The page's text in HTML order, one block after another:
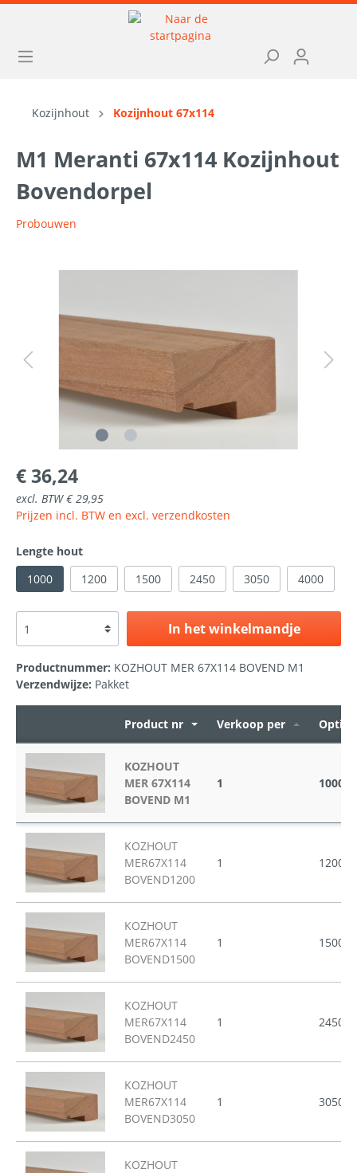
Kozijnhout Kozijnhout 67x114
M1 Meranti 67x114 Kozijnhout
Bovendorpel
Probouwen
€ 36,24
excl. BTW € 29,95
Prijzen incl. BTW en excl. verzendkosten
Lengte hout
1000
1200 1500 2450 3050 4000
In het winkelmandje
Productnummer: KOZHOUT MER 67X114 BOVEND M1
Verzendwijze: Pakket
Product nr Verkoop per Opties
KOZHOUT
MER 67X114
BOVEND M1
1 1000
KOZHOUT
MER67X114
BOVEND1200
1 1200
KOZHOUT
MER67X114
BOVEND1500
1 1500
KOZHOUT
MER67X114
BOVEND2450
1 2450
KOZHOUT
MER67X114
BOVEND3050
1 3050
KOZHOUT